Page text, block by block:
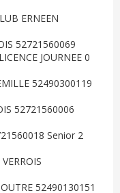
ERNEEN
52721560069
JOURNEE 0
52490300119
52721560006
Senior 2
52490130151